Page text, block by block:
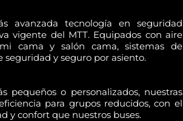
avanzada tecnología en seguridad
vigente del MTT. Equipados con aire
cama y salón cama, sistemas de
y seguro por asiento.
pequeños o personalizados, nuestras
para grupos reducidos, con el
y confort que nuestros buses.